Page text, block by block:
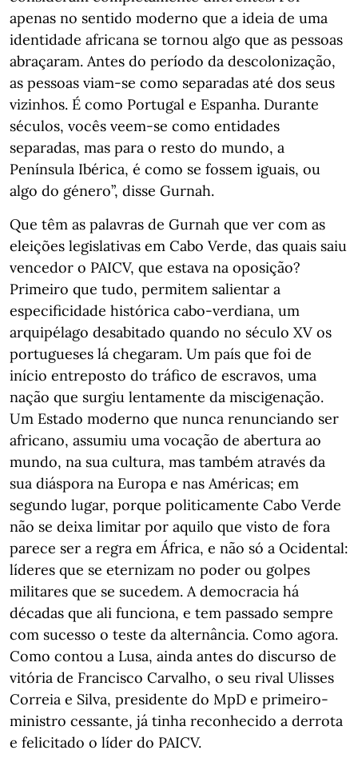
apenas no sentido moderno que a ideia de uma
identidade africana se tornou algo que as pessoas
abraçaram. Antes do período da descolonização,
as pessoas viam-se como separadas até dos seus
vizinhos. É como Portugal e Espanha. Durante
séculos, vocês veem-se como entidades
separadas, mas para o resto do mundo, a
Península Ibérica, é como se fossem iguais, ou
algo do género”, disse Gurnah.
Que têm as palavras de Gurnah que ver com as
eleições legislativas em Cabo Verde, das quais saiu
vencedor o PAICV, que estava na oposição?
Primeiro que tudo, permitem salientar a
especificidade histórica cabo-verdiana, um
arquipélago desabitado quando no século XV os
portugueses lá chegaram. Um país que foi de
início entreposto do tráfico de escravos, uma
nação que surgiu lentamente da miscigenação.
Um Estado moderno que nunca renunciando ser
africano, assumiu uma vocação de abertura ao
mundo, na sua cultura, mas também através da
sua diáspora na Europa e nas Américas; em
segundo lugar, porque politicamente Cabo Verde
não se deixa limitar por aquilo que visto de fora
parece ser a regra em África, e não só a Ocidental:
líderes que se eternizam no poder ou golpes
militares que se sucedem. A democracia há
décadas que ali funciona, e tem passado sempre
com sucesso o teste da alternância. Como agora.
Como contou a Lusa, ainda antes do discurso de
vitória de Francisco Carvalho, o seu rival Ulisses
Correia e Silva, presidente do MpD e primeiro-
ministro cessante, já tinha reconhecido a derrota
e felicitado o líder do PAICV.